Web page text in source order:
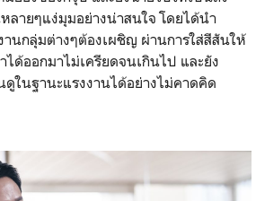
ลายๆแง่มุมอย่างน่าสนใจ โดยได้นำ
นกลุ่มต่างๆต้องเผชิญ ผ่านการใส่สีสันให้
ได้ออกมาไม่เครียดจนเกินไป และยัง
ดูในฐานะแรงงานได้อย่างไม่คาดคิด